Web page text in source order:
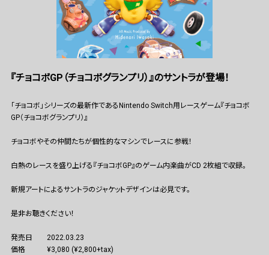
会社情報 採用情報
『チョコボGP（チョコボグランプリ）』のサントラが登場！
「チョコボ」シリーズの最新作であるNintendo Switch用レースゲーム『チョコボ
GP（チョコボグランプリ）』
チョコボやその仲間たちが個性的なマシンでレースに参戦！
白熱のレースを盛り上げる『チョコボGP』のゲーム内楽曲がCD 2枚組で収録。
新規アートによるサントラのジャケットデザインは必見です。
是非お聴きください！
発売日
2022.03.23
価格
¥3,080 (¥2,800+tax)